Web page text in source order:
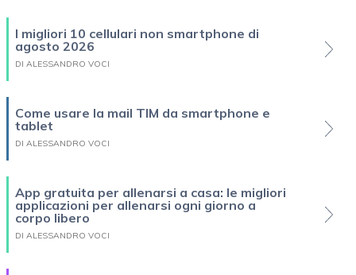
I migliori 10 cellulari non smartphone di
agosto 2026
DI ALESSANDRO VOCI
Come usare la mail TIM da smartphone e
tablet
DI ALESSANDRO VOCI
App gratuita per allenarsi a casa: le migliori
applicazioni per allenarsi ogni giorno a
corpo libero
DI ALESSANDRO VOCI